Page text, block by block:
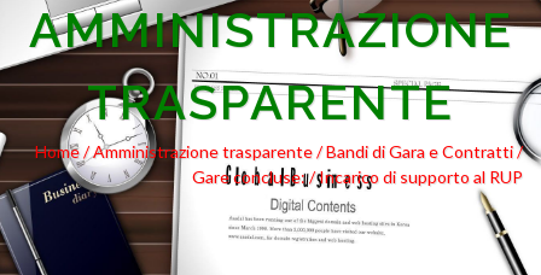
AMMINISTRAZIONE
TRASPARENTE
Home /Amministrazione trasparente/ Bandi di Gara e Contratti/
Gare concluse:/ Incarico di supporto al RUP